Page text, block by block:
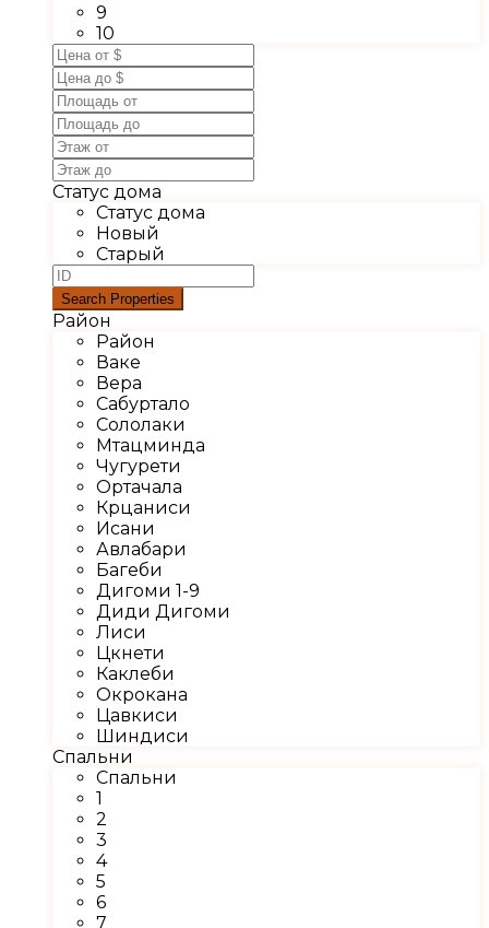
9
10
Статус дома
Статус дома
Новый
Старый
Район
Район
Ваке
Вера
Сабуртало
Сололаки
Мтацминда
Чугурети
Ортачала
Крцаниси
Исани
Авлабари
Багеби
Дигоми 1-9
Диди Дигоми
Лиси
Цкнети
Каклеби
Окрокана
Цавкиси
Шиндиси
Спальни
Спальни
1
2
3
4
5
6
7